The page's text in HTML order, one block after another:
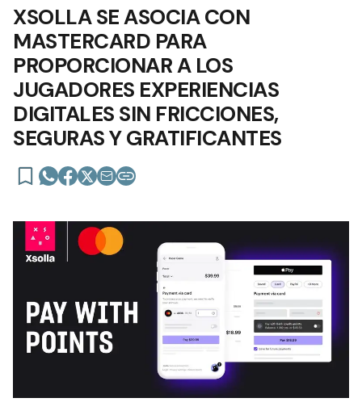
XSOLLA SE ASOCIA CON
MASTERCARD PARA
PROPORCIONAR A LOS
JUGADORES EXPERIENCIAS
DIGITALES SIN FRICCIONES,
SEGURAS Y GRATIFICANTES